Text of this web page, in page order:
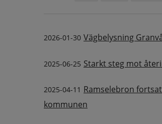
2026-01-30 Vägbelysning
2025-06-25 Starkt steg mot
2025-04-11 Ramselebron
kommunen